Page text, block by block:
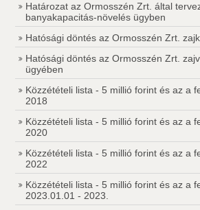
Határozat az Ormosszén Zrt. által
banyakapacitás-növelés ügyben
Hatósági döntés az Ormosszén Zrt.
Hatósági döntés az Ormosszén Zrt.
ügyében
Közzétételi lista - 5 millió forint és az a
2018
Közzétételi lista - 5 millió forint és az a
2020
Közzétételi lista - 5 millió forint és az a
2022
Közzétételi lista - 5 millió forint és az a
2023.01.01 - 2023.